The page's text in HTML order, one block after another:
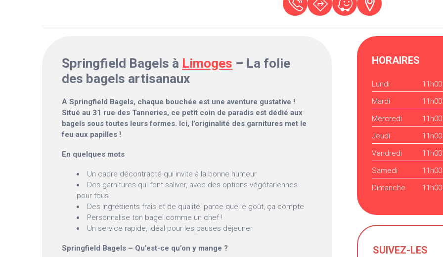
Springfield Bagels à Limoges – La folie
des bagels artisanaux
À Springfield Bagels, chaque bouchée est une aventure gustative !
Situé au 31 rue des Tanneries, ce petit coin de paradis est dédié aux
bagels sous toutes leurs formes. Ici, l’originalité des garnitures met le
feu aux papilles !
En quelques mots
Un cadre décontracté qui invite à la bonne humeur
Des garnitures qui font saliver, avec des options végétariennes
pour tous
Des ingrédients frais et de qualité, parce que le goût, ça compte
Personnalise ton bagel comme un chef !
Un service rapide, idéal pour les pauses déjeuner
Springfield Bagels – Qu’est-ce qu’on y mange ?
HORAIRES
Lundi
Mardi
Mercredi
Jeudi
Vendredi
Samedi
Dimanche
SUIVEZ-LES